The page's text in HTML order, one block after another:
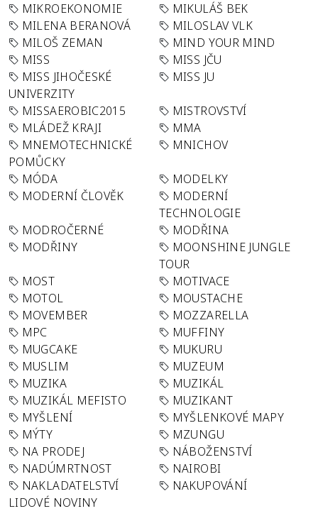
MIKROEKONOMIE
MIKULÁŠ BEK
MILENA BERANOVÁ
MILOSLAV VLK
MILOŠ ZEMAN
MIND YOUR MIND
MISS
MISS JČU
MISS JIHOČESKÉ
UNIVERZITY
MISS JU
MISSAEROBIC2015
MISTROVSTVÍ
MLÁDEŽ KRAJI
MMA
MNEMOTECHNICKÉ
POMŮCKY
MNICHOV
MÓDA
MODELKY
MODERNÍ ČLOVĚK
MODERNÍ
TECHNOLOGIE
MODROČERNÉ
MODŘINA
MODŘINY
MOONSHINE JUNGLE
TOUR
MOST
MOTIVACE
MOTOL
MOUSTACHE
MOVEMBER
MOZZARELLA
MPC
MUFFINY
MUGCAKE
MUKURU
MUSLIM
MUZEUM
MUZIKA
MUZIKÁL
MUZIKÁL MEFISTO
MUZIKANT
MYŠLENÍ
MYŠLENKOVÉ MAPY
MÝTY
MZUNGU
NA PRODEJ
NÁBOŽENSTVÍ
NADÚMRTNOST
NAIROBI
NAKLADATELSTVÍ
LIDOVÉ NOVINY
NAKUPOVÁNÍ